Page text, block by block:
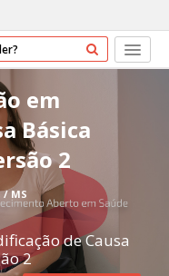
em
Básica
2
/ MS
de Causa
2